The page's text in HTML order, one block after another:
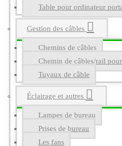
Table pour ordinateur
Gestion des câbles
Chemins de câbles
Chemin de câbles/rail
Tuyaux de câble
Éclairage et autres
Lampes de bureau
Prises de bureau
Les fans